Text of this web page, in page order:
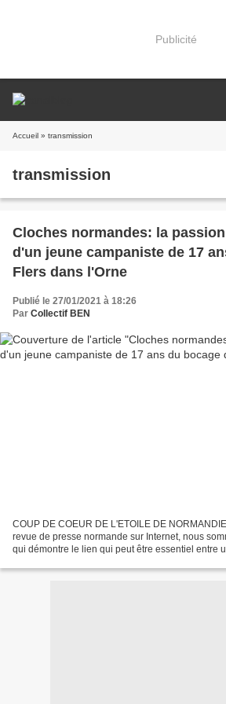
Publicité
Accueil » transmission
transmission
Cloches normandes: la
d'un jeune campaniste de 17
Flers dans l'Orne
Publié le 27/01/2021 à 18:26
Par Collectif BEN
COUP DE COEUR DE L'ETOILE DE
revue de presse normande sur Internet, nous
qui démontre le lien qui peut être essentiel entre